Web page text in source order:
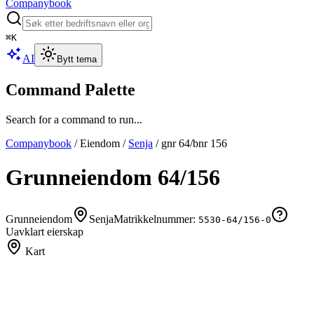
Companybook
⌘K
AI Bytt tema
Command Palette
Search for a command to run...
Companybook /Eiendom / Senja / gnr64/bnr 156
Grunneiendom 64/156
Grunneiendom SenjaMatrikkelnummer: 5530-64/156-0
Uavklart eierskap
Kart